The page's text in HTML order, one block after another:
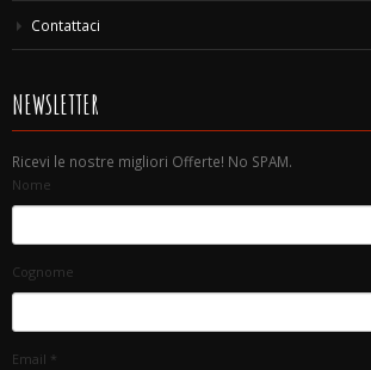
Contattaci
NEWSLETTER
Ricevi le nostre migliori Offerte! No SPAM.
Nome
Cognome
Email *